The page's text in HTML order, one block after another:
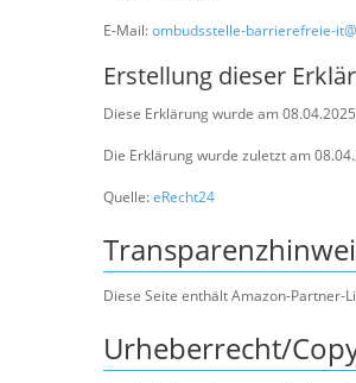
E-Mail:ombudsstelle-barrierefreie-
Erstellung dieser
Diese Erklärung wurde am
Die Erklärung wurde zuletzt am
Quelle:eRecht24
Diese Seite enthält Amazon-Partner-
Urheberrecht/